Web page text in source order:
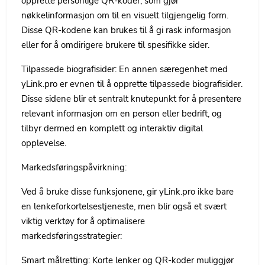
nøkkelinformasjon om til en visuelt tilgjengelig form.
Disse QR-kodene kan brukes til å gi rask informasjon
eller for å omdirigere brukere til spesifikke sider.
Tilpassede biografisider: En annen særegenhet med
yLink.pro er evnen til å opprette tilpassede biografisider.
Disse sidene blir et sentralt knutepunkt for å presentere
relevant informasjon om en person eller bedrift, og
tilbyr dermed en komplett og interaktiv digital
opplevelse.
Markedsføringspåvirkning:
Ved å bruke disse funksjonene, gir yLink.pro ikke bare
en lenkeforkortelsestjeneste, men blir også et svært
viktig verktøy for å optimalisere
markedsføringsstrategier:
Smart målretting: Korte lenker og QR-koder muliggjør